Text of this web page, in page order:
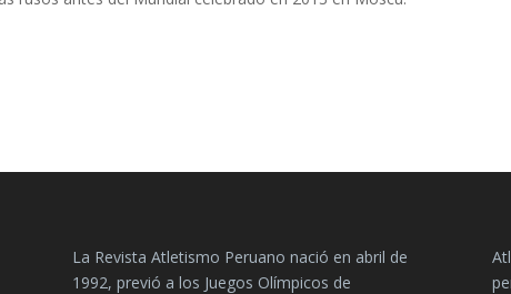
La Revista Atletismo Peruano nació en abril de
1992, previó a los Juegos Olímpicos de